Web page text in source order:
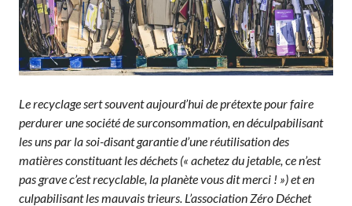
Le recyclage sert souvent aujourd’hui de prétexte pour faire
perdurer une société de surconsommation, en déculpabilisant
les uns par la soi-disant garantie d’une réutilisation des
matières constituant les déchets (« achetez du jetable, ce n’est
pas grave c’est recyclable, la planète vous dit merci ! ») et en
culpabilisant les mauvais trieurs. L’association Zéro Déchet